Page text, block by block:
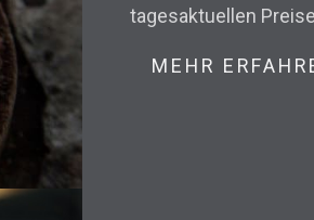
tagesaktuellen
MEHR